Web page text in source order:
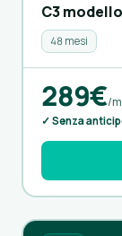
C3
48 mesi
289€/
✓ Senza